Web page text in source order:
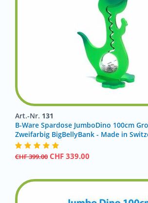
Art.-Nr. 131
B-Ware Spardose JumboDino 100cm
Zweifarbig BigBellyBank - Made in
CHF399.00 CHF 339.00